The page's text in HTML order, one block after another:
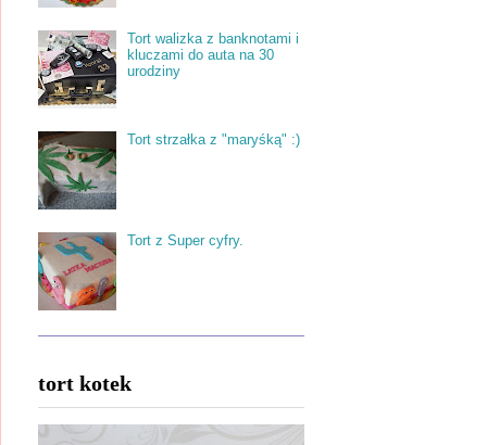
Tort walizka z banknotami i
kluczami do auta na 30
urodziny
Tort strzałka z "maryśką" :)
Tort z Super cyfry.
tort kotek